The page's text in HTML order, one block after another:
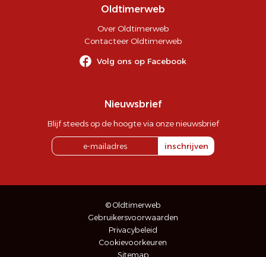
Oldtimerweb
Over Oldtimerweb
Contacteer Oldtimerweb
Volg ons op Facebook
Nieuwsbrief
Blijf steeds op de hoogte via onze nieuwsbrief
inschrijven
© Oldtimerweb
Gebruikersvoorwaarden
Privacybeleid
Cookievoorkeuren
Sitemap